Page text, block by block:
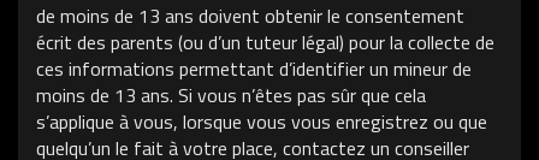
de moins de 13 ans doivent obtenir le consentement
écrit des parents (ou d’un tuteur légal) pour la collecte de
ces informations permettant d’identifier un mineur de
moins de 13 ans. Si vous n’êtes pas sûr que cela
s’applique à vous, lorsque vous vous enregistrez ou que
quelqu’un le fait à votre place, contactez un conseiller